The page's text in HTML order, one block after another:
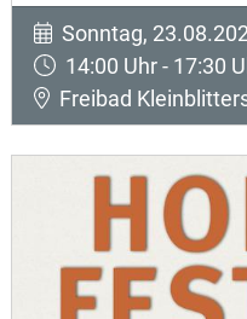
Sonntag,
14:00 Uhr - 17:30
Freibad